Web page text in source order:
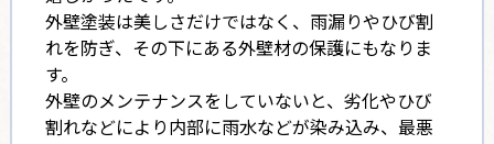
外壁塗装は美しさだけではなく、雨漏りやひび割
れを防ぎ、その下にある外壁材の保護にもなりま
す。
外壁のメンテナンスをしていないと、劣化やひび
割れなどにより内部に雨水などが染み込み、最悪